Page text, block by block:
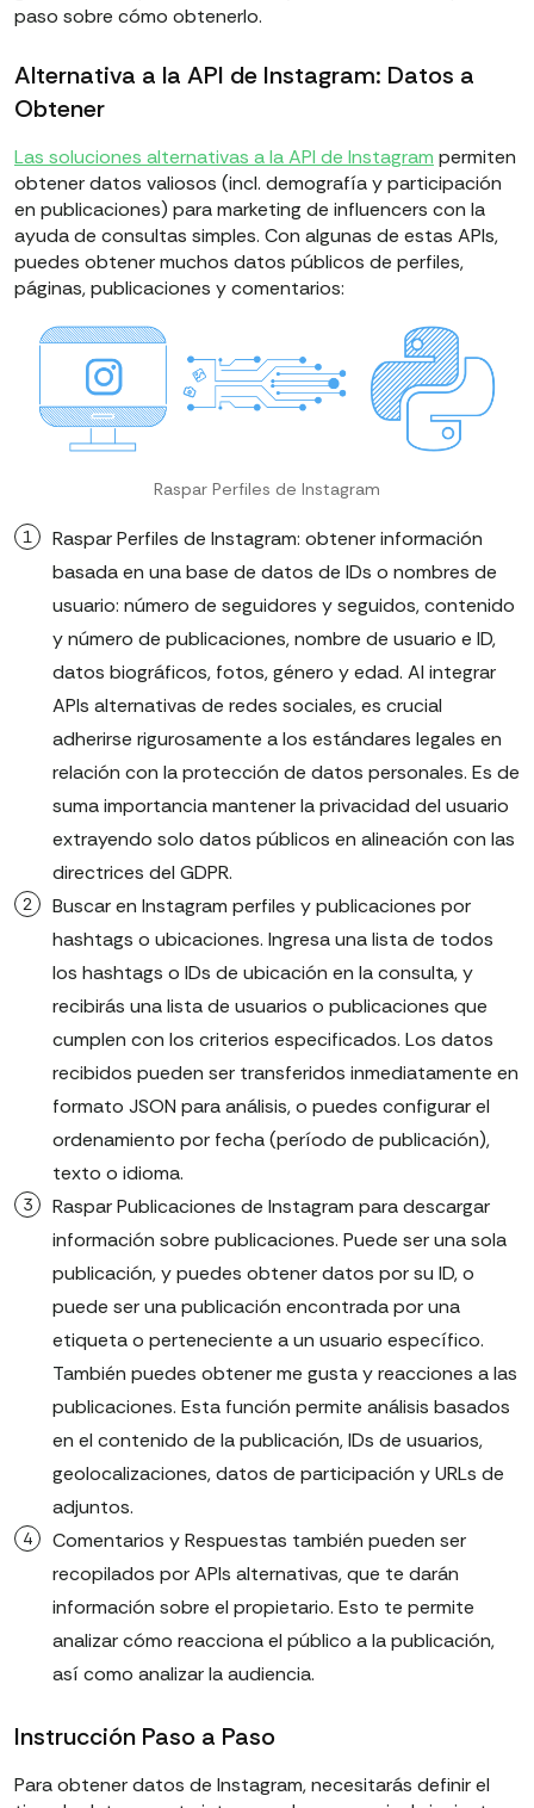
paso sobre cómo obtenerlo.
Alternativa a la API de Instagram: Datos a
Obtener
Las soluciones alternativas a la API de Instagram permiten
obtener datos valiosos (incl. demografía y participación
en publicaciones) para marketing de influencers con la
ayuda de consultas simples. Con algunas de estas APIs,
puedes obtener muchos datos públicos de perfiles,
páginas, publicaciones y comentarios:
Raspar Perfiles de Instagram
Raspar Perfiles de Instagram: obtener información
basada en una base de datos de IDs o nombres de
usuario: número de seguidores y seguidos, contenido
y número de publicaciones, nombre de usuario e ID,
datos biográficos, fotos, género y edad. Al integrar
APIs alternativas de redes sociales, es crucial
adherirse rigurosamente a los estándares legales en
relación con la protección de datos personales. Es de
suma importancia mantener la privacidad del usuario
extrayendo solo datos públicos en alineación con las
directrices del GDPR.
Buscar en Instagram perfiles y publicaciones por
hashtags o ubicaciones. Ingresa una lista de todos
los hashtags o IDs de ubicación en la consulta, y
recibirás una lista de usuarios o publicaciones que
cumplen con los criterios especificados. Los datos
recibidos pueden ser transferidos inmediatamente en
formato JSON para análisis, o puedes configurar el
ordenamiento por fecha (período de publicación),
texto o idioma.
Raspar Publicaciones de Instagram para descargar
información sobre publicaciones. Puede ser una sola
publicación, y puedes obtener datos por su ID, o
puede ser una publicación encontrada por una
etiqueta o perteneciente a un usuario específico.
También puedes obtener me gusta y reacciones a las
publicaciones. Esta función permite análisis basados
en el contenido de la publicación, IDs de usuarios,
geolocalizaciones, datos de participación y URLs de
adjuntos.
Comentarios y Respuestas también pueden ser
recopilados por APIs alternativas, que te darán
información sobre el propietario. Esto te permite
analizar cómo reacciona el público a la publicación,
así como analizar la audiencia.
Instrucción Paso a Paso
Para obtener datos de Instagram, necesitarás definir el